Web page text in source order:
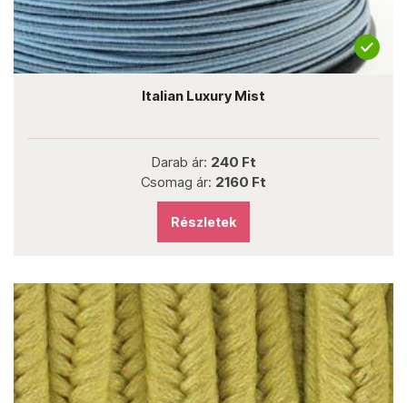
Italian Luxury Mist
Darab ár: 240 Ft
Csomag ár: 2160 Ft
Részletek